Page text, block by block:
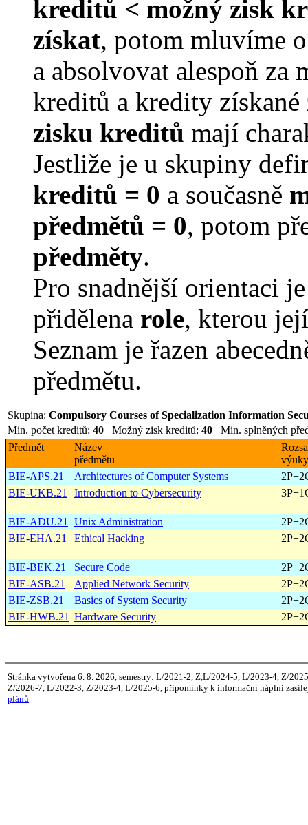
kreditů < možný zisk
získat, potom mluvíme
a absolvovat alespoň za
kreditů a kredity
zisku kreditů mají
Jestliže je u skupiny
kreditů = 0 a současně
předmětů = 0, potom
předměty.
Pro snadnější orientaci
přidělena role, kterou
Seznam je řazen
předmětu.
Skupina: Compulsory Courses of Specialization Information
Min. počet kreditů: 40 Možný zisk kreditů: 40 Min. splněných
Předmět
Název
předmětu
výuky
BIE-APS.21
Architectures of Computer Systems
BIE-UKB.21
Introduction to Cybersecurity
BIE-ADU.21 Unix Administration
BIE-EHA.21
Ethical Hacking
BIE-BEK.21 Secure Code
BIE-ASB.21
Applied Network Security
BIE-ZSB.21
Basics of System Security
BIE-HWB.21 Hardware Security
Stránka vytvořena 6. 8. 2026, semestry: L/2021-2, Z,L/2024-5, L/2023-4, Z/
Z/2026-7, L/2022-3, Z/2023-4, L/2025-6, připomínky k informační náplni
plánů